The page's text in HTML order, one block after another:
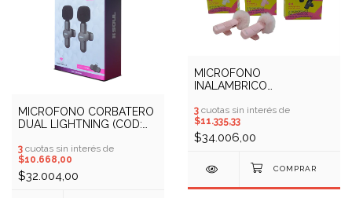
MICROFONO CORBATERO
DUAL LIGHTNING (COD:
3 cuotas sin interés de
$10.668,00
$32.004,00
MICROFONO
INALAMBRICO
CELULAR RINGO (COD:
20000083)
3 cuotas sin interés de
$11.335,33
$34.006,00